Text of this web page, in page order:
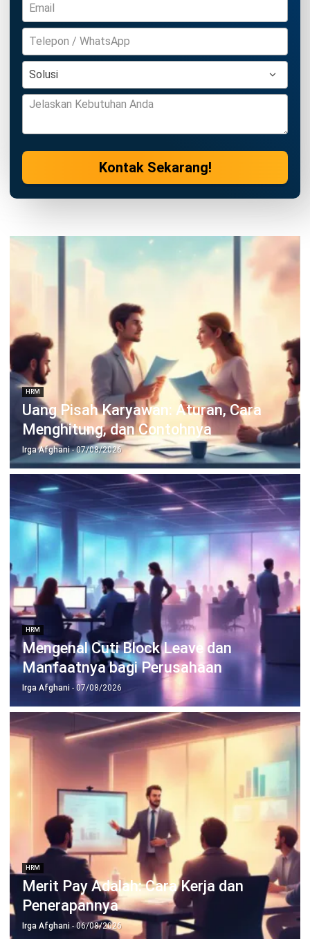
HRM
Uang Pisah Karyawan: Aturan, Cara
Menghitung, dan Contohnya
Mengenal Cuti Block Leave dan
Manfaatnya bagi Perusahaan
Irga Afghani - 07/08/2026
HRM
Merit Pay Adalah: Cara Kerja dan
Penerapannya
Irga Afghani - 06/08/2026
HR Transformation: Roadmap 7 Tahap
bagi Perusahaan
Aulia Kholqiana - 07/08/2026